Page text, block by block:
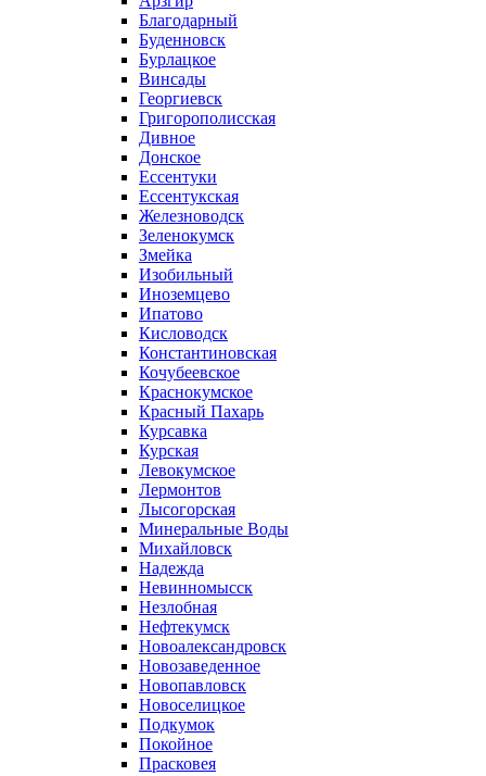
Благодарный
Буденновск
Бурлацкое
Винсады
Георгиевск
Григорополисская
Дивное
Донское
Ессентуки
Ессентукская
Железноводск
Зеленокумск
Змейка
Изобильный
Иноземцево
Ипатово
Кисловодск
Константиновская
Кочубеевское
Краснокумское
Красный Пахарь
Курсавка
Курская
Левокумское
Лермонтов
Лысогорская
Минеральные Воды
Михайловск
Надежда
Невинномысск
Незлобная
Нефтекумск
Новоалександровск
Новозаведенное
Новопавловск
Новоселицкое
Подкумок
Покойное
Прасковея